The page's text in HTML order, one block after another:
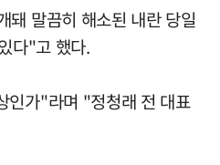
돼 말끔히 해소된 내란 당일
다"고 했다.
인가"라며 "정청래 전 대표